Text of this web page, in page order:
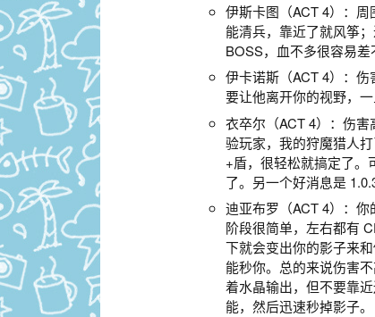
伊斯卡图（ACT 4）：
能清兵，靠近了就风筝
BOSS，血不多很容易差
伊卡诺斯（ACT 4）：
要让他离开你的视野，
衣卒尔（ACT 4）：伤
验玩家，我的狩魔猎人
+盾，很轻松就搞定了。
了。另一个好消息是
迪亚布罗（ACT 4）：
阶段很简单，左右都有
下就会变出你的影子来
能秒你。总的来说伤害
着水晶输出，但不要靠
能，然后迅速秒掉影子。